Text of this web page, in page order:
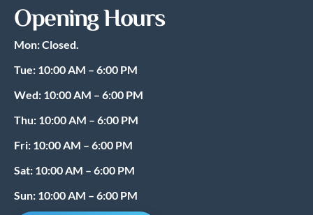
b
o
o
k
a
r
a
Opening Hours
Mon: Closed.
Tue: 10:00 AM – 6:00 PM
Wed: 10:00 AM – 6:00 PM
Thu: 10:00 AM – 6:00 PM
Fri: 10:00 AM – 6:00 PM
Sat: 10:00 AM – 6:00 PM
Sun: 10:00 AM – 6:00 PM